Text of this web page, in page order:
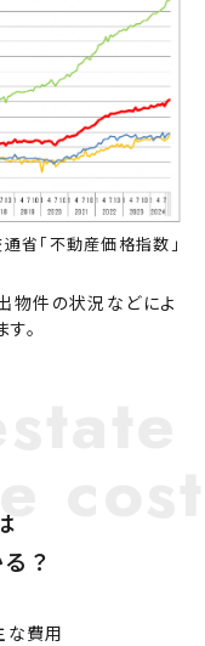
省「不動産価格指数」
物件の状況などによ
。
cost
？
な費用